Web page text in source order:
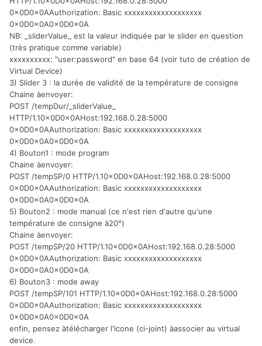
0x0D0x0AAuthorization: Basic xxxxxxxxxxxxxxxxxxx
0x0D0x0A0x0D0x0A
NB: _sliderValue_ est la valeur indiquée par le slider en question
(très pratique comme variable)
xxxxxxxxxx: "user:password" en base 64 (voir tuto de création de
Virtual Device)
3) Slider 3 : la durée de validité de la température de consigne
Chaine àenvoyer:
POST /tempDur/_sliderValue_
HTTP/1.10x0D0x0AHost:192.168.0.28:5000
0x0D0x0AAuthorization: Basic xxxxxxxxxxxxxxxxxxx
0x0D0x0A0x0D0x0A
4) Bouton1 : mode program
Chaine àenvoyer:
POST /tempSP/0 HTTP/1.10x0D0x0AHost:192.168.0.28:5000
0x0D0x0AAuthorization: Basic xxxxxxxxxxxxxxxxxxx
0x0D0x0A0x0D0x0A
5) Bouton2 : mode manual (ce n'est rien d'autre qu'une
température de consigne à20°)
Chaine àenvoyer:
POST /tempSP/20 HTTP/1.10x0D0x0AHost:192.168.0.28:5000
0x0D0x0AAuthorization: Basic xxxxxxxxxxxxxxxxxxx
0x0D0x0A0x0D0x0A
6) Bouton3 : mode away
POST /tempSP/101 HTTP/1.10x0D0x0AHost:192.168.0.28:5000
0x0D0x0AAuthorization: Basic xxxxxxxxxxxxxxxxxxx
0x0D0x0A0x0D0x0A
enfin, pensez àtélécharger l'icone (ci-joint) àassocier au virtual
device.